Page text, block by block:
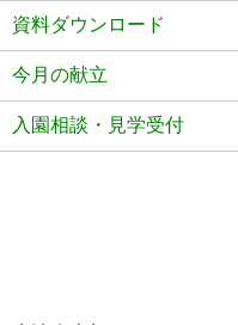
資料ダウンロード
今月の献立
入園相談・見学受付